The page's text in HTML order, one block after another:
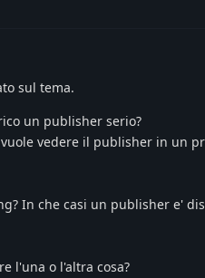
sul tema.
un publisher serio?
vuole vedere il publisher in un
In che casi un publisher e'
l'una o l'altra cosa?